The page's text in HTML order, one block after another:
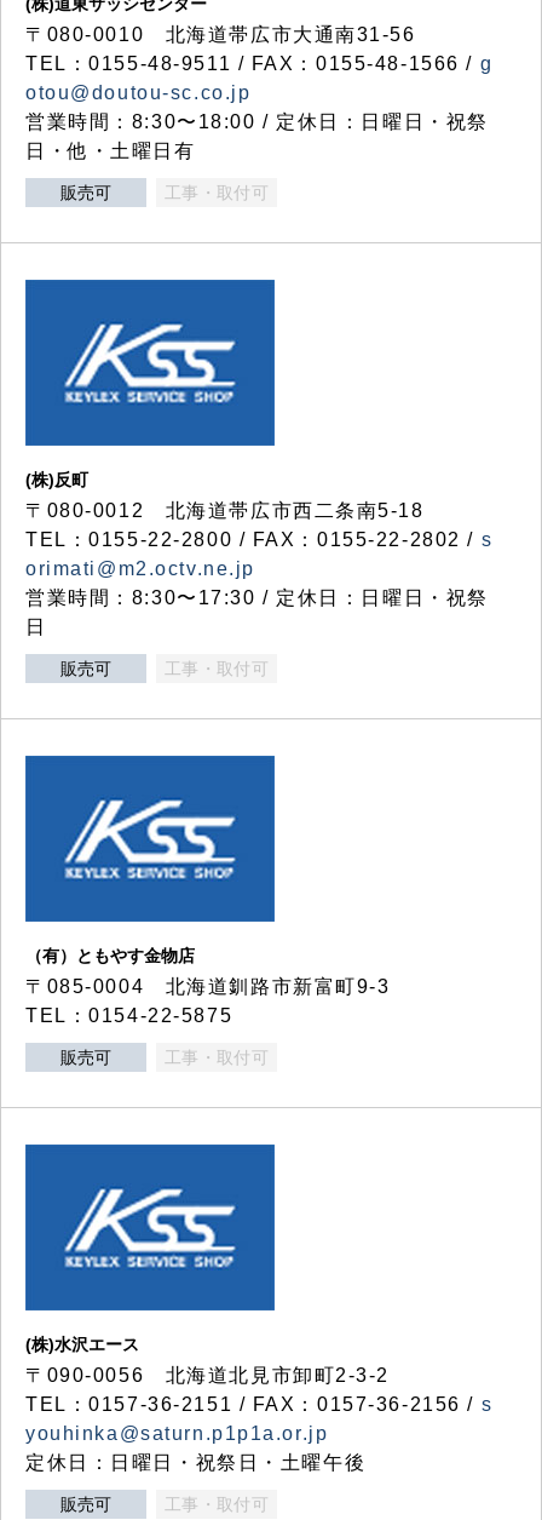
〒080-0010 北海道帯広市大通南31-56
TEL：0155-48-9511 / FAX：0155-48-1566 / g
otou@doutou-sc.co.jp
営業時間：8:30〜18:00 / 定休日：日曜日・祝祭
日・他・土曜日有
販売可 工事・取付可
(株)反町
〒080-0012 北海道帯広市西二条南5-18
TEL：0155-22-2800 / FAX：0155-22-2802 / s
orimati@m2.octv.ne.jp
営業時間：8:30〜17:30 / 定休日：日曜日・祝祭
日
販売可 工事・取付可
（有）ともやす金物店
〒085-0004 北海道釧路市新富町9-3
TEL：0154-22-5875
販売可 工事・取付可
(株)水沢エース
〒090-0056 北海道北見市卸町2-3-2
TEL：0157-36-2151 / FAX：0157-36-2156 / s
youhinka@saturn.p1p1a.or.jp
定休日：日曜日・祝祭日・土曜午後
販売可 工事・取付可